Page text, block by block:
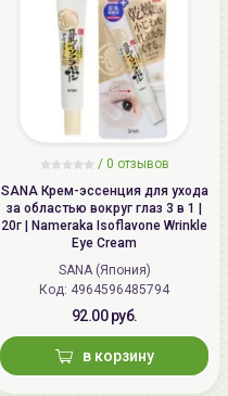
/ 0 отзывов
SANA Крем-эссенция для ухода
за областью вокруг глаз 3 в 1 |
20г | Nameraka Isoflavone Wrinkle
Eye Cream
SANA (Япония)
Код: 4964596485794
92.00 руб.
в корзину